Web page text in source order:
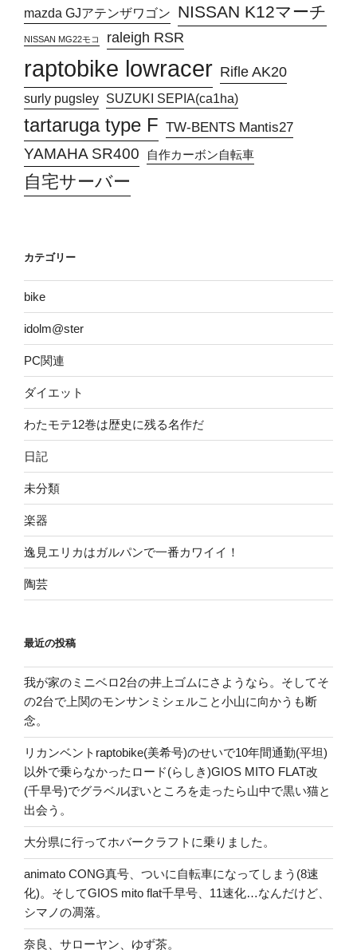
mazda GJアテンザワゴン NISSAN K12マーチ
NISSAN MG22モコ raleigh RSR
raptobike lowracer Rifle AK20
surly pugsley SUZUKI SEPIA(ca1ha)
tartaruga type F TW-BENTS Mantis27
YAMAHA SR400 自作カーボン自転車
自宅サーバー
カテゴリー
bike
idolm@ster
PC関連
ダイエット
わたモテ12巻は歴史に残る名作だ
日記
未分類
楽器
逸見エリカはガルパンで一番カワイイ！
陶芸
最近の投稿
我が家のミニベロ2台の井上ゴムにさようなら。そしてそ
の2台で上関のモンサンミシェルこと小山に向かうも断
念。
リカンベントraptobike(美希号)のせいで10年間通勤(平坦)
以外で乗らなかったロード(らしき)GIOS MITO FLAT改
(千早号)でグラベルぽいところを走ったら山中で黒い猫と
出会う。
大分県に行ってホバークラフトに乗りました。
animato CONG真号、ついに自転車になってしまう(8速
化)。そしてGIOS mito flat千早号、11速化…なんだけど、
シマノの凋落。
奈良、サローヤン、ゆず茶。